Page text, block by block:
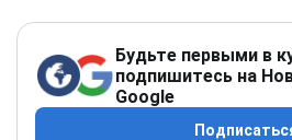
Будьте первыми в
подпишитесь на
Google